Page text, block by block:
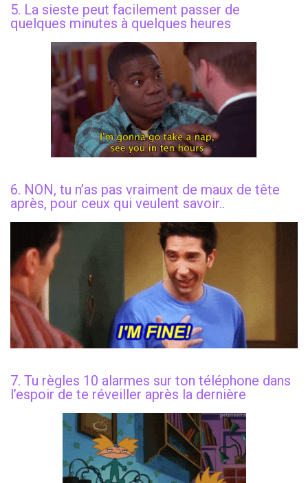
5. La sieste peut facilement passer de
quelques minutes à quelques heures
6. NON, tu n’as pas vraiment de maux de tête
après, pour ceux qui veulent savoir..
7. Tu règles 10 alarmes sur ton téléphone dans
l’espoir de te réveiller après la dernière